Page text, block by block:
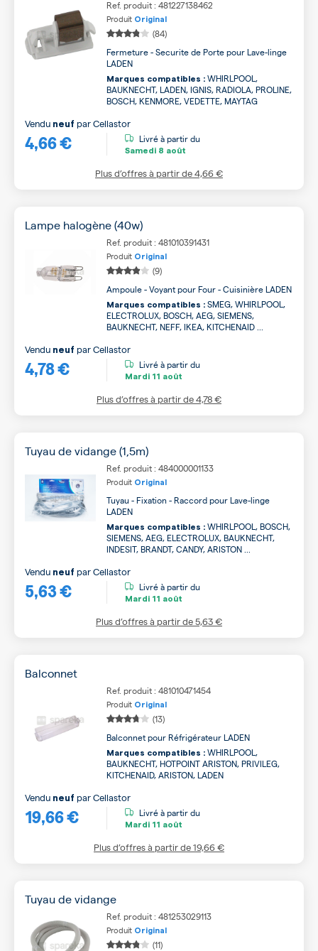
Ref. produit : 481227138462
Produit Original
(84)
Fermeture - Securite de Porte pour Lave-linge
LADEN
Marques compatibles : WHIRLPOOL,
BAUKNECHT, LADEN, IGNIS, RADIOLA, PROLINE,
BOSCH, KENMORE, VEDETTE, MAYTAG
4,66 €
Vendu neuf parCellastor
Livré à partir du
Samedi 8 août
Plus d’offres à partir de4,66 €
Lampe halogène (40w)
Ref. produit : 481010391431
Produit Original
(9)
Ampoule - Voyant pour Four - Cuisinière LADEN
Marques compatibles : SMEG, WHIRLPOOL,
ELECTROLUX, BOSCH, AEG, SIEMENS,
BAUKNECHT, NEFF, IKEA, KITCHENAID ...
4,78 €
Vendu neuf parCellastor
Livré à partir du
Mardi 11 août
Plus d’offres à partir de4,78 €
Tuyau de vidange (1,5m)
Ref. produit : 484000001133
Produit Original
Tuyau - Fixation - Raccord pour Lave-linge
LADEN
Marques compatibles : WHIRLPOOL, BOSCH,
SIEMENS, AEG, ELECTROLUX, BAUKNECHT,
INDESIT, BRANDT, CANDY, ARISTON ...
5,63 €
Vendu neuf parCellastor
Livré à partir du
Mardi 11 août
Plus d’offres à partir de5,63 €
Balconnet
Ref. produit : 481010471454
Produit Original
(13)
Balconnet pour Réfrigérateur LADEN
Marques compatibles : WHIRLPOOL,
BAUKNECHT, HOTPOINT ARISTON, PRIVILEG,
KITCHENAID, ARISTON, LADEN
19,66 €
Vendu neuf parCellastor
Livré à partir du
Mardi 11 août
Plus d’offres à partir de19,66 €
Tuyau de vidange
Ref. produit : 481253029113
Produit Original
(11)